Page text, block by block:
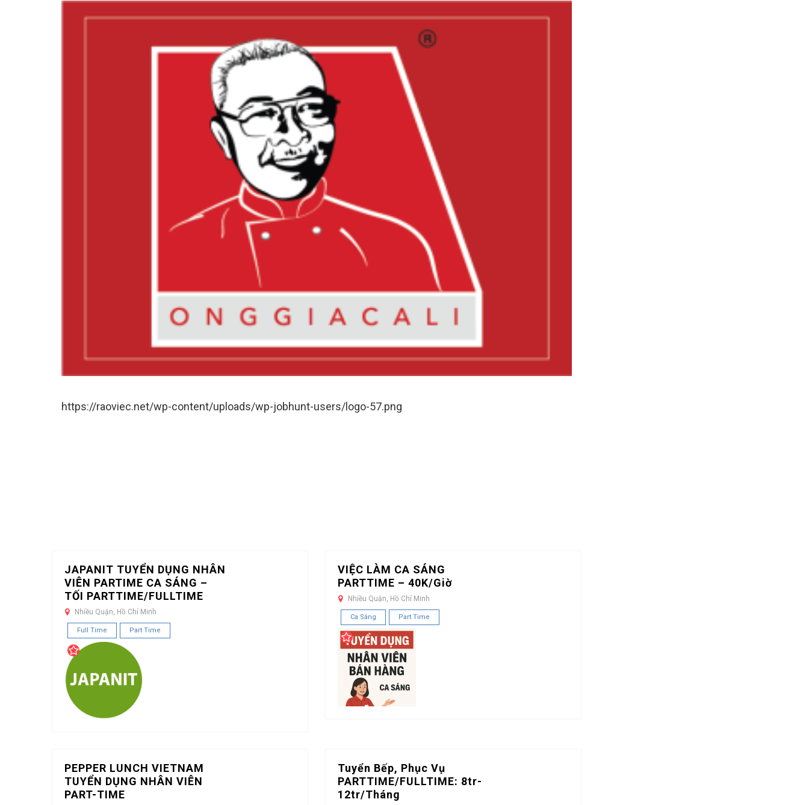
https://raoviec.net/wp-content/uploads/wp-jobhunt-users/logo-57.png
JAPANIT TUYỂN DỤNG NHÂN
VIÊN PARTIME CA SÁNG –
TỐI PARTTIME/FULLTIME
Nhiều Quận, Hồ Chí Minh
Full Time Part Time
VIỆC LÀM CA SÁNG
PARTTIME – 40K/Giờ
Nhiều Quận, Hồ Chí Minh
Ca Sáng Part Time
PEPPER LUNCH VIETNAM
TUYỂN DỤNG NHÂN VIÊN
PART-TIME
Tuyển Bếp, Phục Vụ
PARTTIME/FULLTIME: 8tr-
12tr/Tháng